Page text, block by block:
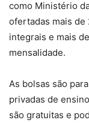
como Ministério
ofertadas mais de
integrais e mais
mensalidade.
As bolsas são
privadas de
são gratuitas e